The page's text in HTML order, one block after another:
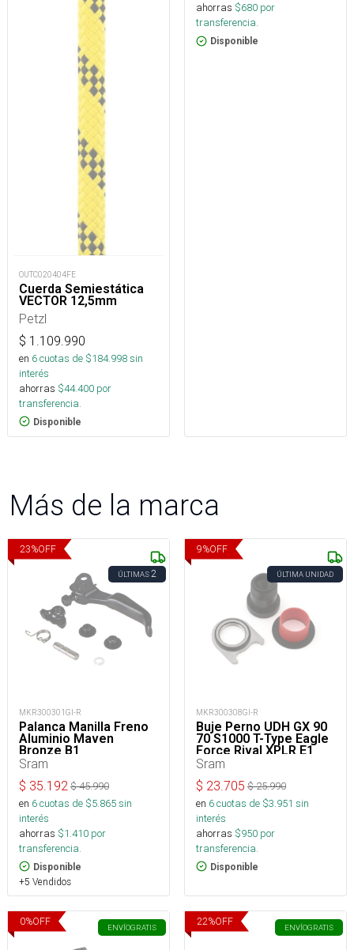
OUTC020404FE
Cuerda Semiestática
VECTOR 12,5mm
Petzl
$ 1.109.990
en 6cuotas de $184.998sin
interés
ahorras $44.400 por
transferencia.
Disponible
ahorras $680 por
transferencia.
Disponible
Más de la marca
23%OFF
ÚLTIMAS2
MKR300301GI-R
Palanca Manilla Freno
Aluminio Maven
Bronze B1
Sram
$ 35.192 $45.990
en 6cuotas de $5.865sin
interés
ahorras $1.410 por
transferencia.
Disponible
+5 Vendidos
9%OFF
ÚLTIMA UNIDAD
MKR300308GI-R
Buje Perno UDH GX 90
70 S1000 T-Type Eagle
Force Rival XPLR E1
Sram
$ 23.705 $25.990
en 6cuotas de $3.951 sin
interés
ahorras $950 por
transferencia.
Disponible
0%OFF
ENVÍOGRATIS
22%OFF
ENVÍOGRATIS